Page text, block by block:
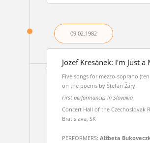
09.02.1982
Jozef Kresánek: I'm Just a
Five songs for mezzo-soprano
on the poems by Štefan Žáry
First performances in Slovakia
Concert Hall of the Czechoslovak
Bratislava, SK
PERFORMERS: Alžbeta